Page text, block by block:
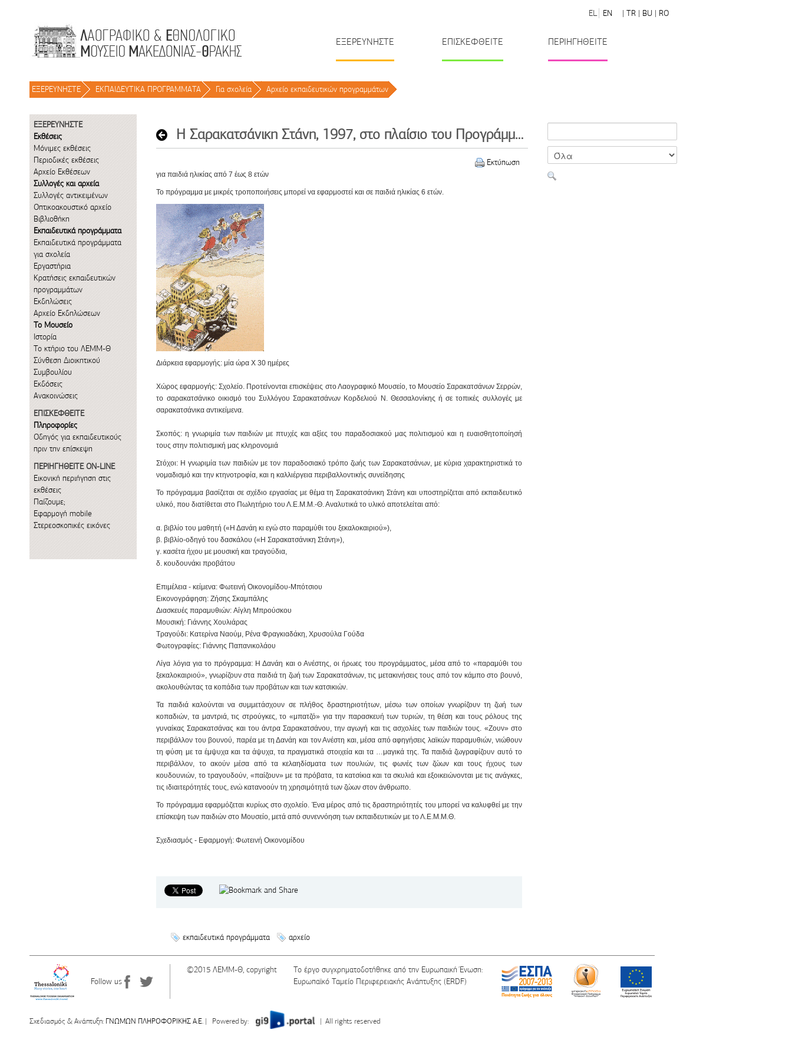
EL EN | TR | BU | RO
ΕΞΕΡΕΥΝΗΣΤΕ ΕΠΙΣΚΕΦΘΕΙΤΕ ΠΕΡΙΗΓΗΘΕΙΤΕ
ΕΞΕΡΕΥΝΗΣΤΕ / ΕΚΠΑΙΔΕΥΤΙΚΑ ΠΡΟΓΡΑΜΜΑΤΑ / Για σχολεία / Αρχείο εκπαιδευτικών προγραμμάτων /
ΕΞΕΡΕΥΝΗΣΤΕ
Εκθέσεις
Μόνιμες εκθέσεις
Περιοδικές εκθέσεις
Αρχείο Εκθέσεων
Συλλογές και αρχεία
Συλλογές αντικειμένων
Οπτικοακουστικό αρχείο
Βιβλιοθήκη
Εκπαιδευτικά προγράμματα
Εκπαιδευτικά προγράμματα
για σχολεία
Εργαστήρια
Κρατήσεις εκπαιδευτικών
προγραμμάτων
Εκδηλώσεις
Αρχείο Εκδηλώσεων
Το Μουσείο
Ιστορία
Το κτήριο του ΛΕΜΜ-Θ
Σύνθεση Διοικητικού
Συμβουλίου
Εκδόσεις
Ανακοινώσεις
ΕΠΙΣΚΕΦΘΕΙΤΕ
Πληροφορίες
Οδηγός για εκπαιδευτικούς
πριν την επίσκεψη
ΠΕΡΙΗΓΗΘΕΙΤΕ ON-LINE
Εικονική περιήγηση στις
εκθέσεις
Παίζουμε;
Εφαρμογή mobile
Στερεοσκοπικές εικόνες
Η Σαρακατσάνικη Στάνη, 1997, στο πλαίσιο του Προγράμματος 'ΜΕΛΙΝΑ - ΕΚΠΑΙΔΕΥΣΗ ΚΑΙ ΠΟΛΙΤΙΣΜΟΣ'
Εκτύπωση
για παιδιά ηλικίας από 7 έως 8 ετών
Το πρόγραμμα με μικρές τροποποιήσεις μπορεί να εφαρμοστεί και σε παιδιά ηλικίας 6 ετών.
Διάρκεια εφαρμογής: μία ώρα Χ 30 ημέρες
Χώρος εφαρμογής: Σχολείο. Προτείνονται επισκέψεις στο Λαογραφικό Μουσείο, το Μουσείο Σαρακατσάνων Σερρών,
το σαρακατσάνικο οικισμό του Συλλόγου Σαρακατσάνων Κορδελιού Ν. Θεσσαλονίκης ή σε τοπικές συλλογές με
σαρακατσάνικα αντικείμενα.
Σκοπός: η γνωριμία των παιδιών με πτυχές και αξίες του παραδοσιακού μας πολιτισμού και η ευαισθητοποίησή
τους στην πολιτισμική μας κληρονομιά
Στόχοι: Η γνωριμία των παιδιών με τον παραδοσιακό τρόπο ζωής των Σαρακατσάνων, με κύρια χαρακτηριστικά το
νομαδισμό και την κτηνοτροφία, και η καλλιέργεια περιβαλλοντικής συνείδησης
Το πρόγραμμα βασίζεται σε σχέδιο εργασίας με θέματη Σαρακατσάνικη Στάνη και υποστηρίζεται από εκπαιδευτικό
υλικό , που διατίθεται στο Πωλητήριο του Λ.Ε.Μ.Μ.-Θ. Αναλυτικά το υλικό αποτελείται από:
α. βιβλίο του μαθητή («Η Δανάη κι εγώ στο παραμύθι του ξεκαλοκαιριού»),
β. βιβλίο-οδηγό του δασκάλου («Η Σαρακατσάνικη Στάνη»),
γ. κασέτα ήχου με μουσική και τραγούδια,
δ. κουδουνάκι προβάτου
Επιμέλεια - κείμενα: Φωτεινή Οικονομίδου-Μπότσιου
Εικονογράφηση:Ζήσης Σκαμπάλης
Διασκευές παραμυθιών:Αίγλη Μπρούσκου
Μουσική: Γιάννης Χουλιάρας
Τραγούδι: Κατερίνα Ναούμ, Ρένα Φραγκιαδάκη, Χρυσούλα Γούδα
Φωτογραφίες: Γιάννης Παπανικολάου
Λίγα λόγια για το πρόγραμμα: Η Δανάη και ο Ανέστης, οι ήρωες του προγράμματος, μέσα από το «παραμύθι του
ξεκαλοκαιριού», γνωρίζουν στα παιδιά τη ζωή των Σαρακατσάνων, τις μετακινήσεις τους από τον κάμπο στο βουνό,
ακολουθώντας τα κοπάδια των προβάτων και των κατσικιών.
Τα παιδιά καλούνται να συμμετάσχουν σε πλήθος δραστηριοτήτων, μέσω των οποίων γνωρίζουν τη ζωή των
κοπαδιών, τα μαντριά, τις στρούγκες, το «μπατζό» για την παρασκευή των τυριών, τη θέση και τους ρόλους της
γυναίκας Σαρακατσάνας και του άντρα Σαρακατσάνου, την αγωγή και τις ασχολίες των παιδιών τους. «Ζουν» στο
περιβάλλον του βουνού, παρέα με τη Δανάη και τον Ανέστη και, μέσα από αφηγήσεις λαϊκών παραμυθιών, νιώθουν
τη φύση με τα έμψυχα και τα άψυχα, τα πραγματικά στοιχεία και τα …μαγικά της. Τα παιδιά ζωγραφίζουν αυτό το
περιβάλλον, το ακούν μέσα από τα κελαηδίσματα των πουλιών, τις φωνές των ζώων και τους ήχους των
κουδουνιών, το τραγουδούν, «παίζουν» με τα πρόβατα, τα κατσίκια και τα σκυλιά και εξοικειώνονται με τις ανάγκες,
τις ιδιαιτερότητές τους, ενώ κατανοούν τη χρησιμότητά των ζώων στον άνθρωπο.
Το πρόγραμμα εφαρμόζεται κυρίως στο σχολείο. Ένα μέρος από τις δραστηριότητές του μπορεί να καλυφθεί με την
επίσκεψη των παιδιών στο Μουσείο, μετά από συνεννόηση των εκπαιδευτικών με το Λ.Ε.Μ.Μ.Θ.
Σχεδιασμός - Εφαρμογή: Φωτεινή Οικονομίδου
εκπαιδευτικά προγράμματα αρχείο
Follow us
©2015 ΛΕΜΜ-Θ, copyright
Το έργο συγχρηματοδοτήθηκε από την Ευρωπαική Ένωση:
Ευρωπαϊκό Ταμείο Περιφερειακής Ανάπτυξης (ERDF)
Σχεδιασμός & Ανάπτυξη: ΓΝΩΜΩΝ ΠΛΗΡΟΦΟΡΙΚΗΣ Α.Ε. | Powered by: | All rights reserved